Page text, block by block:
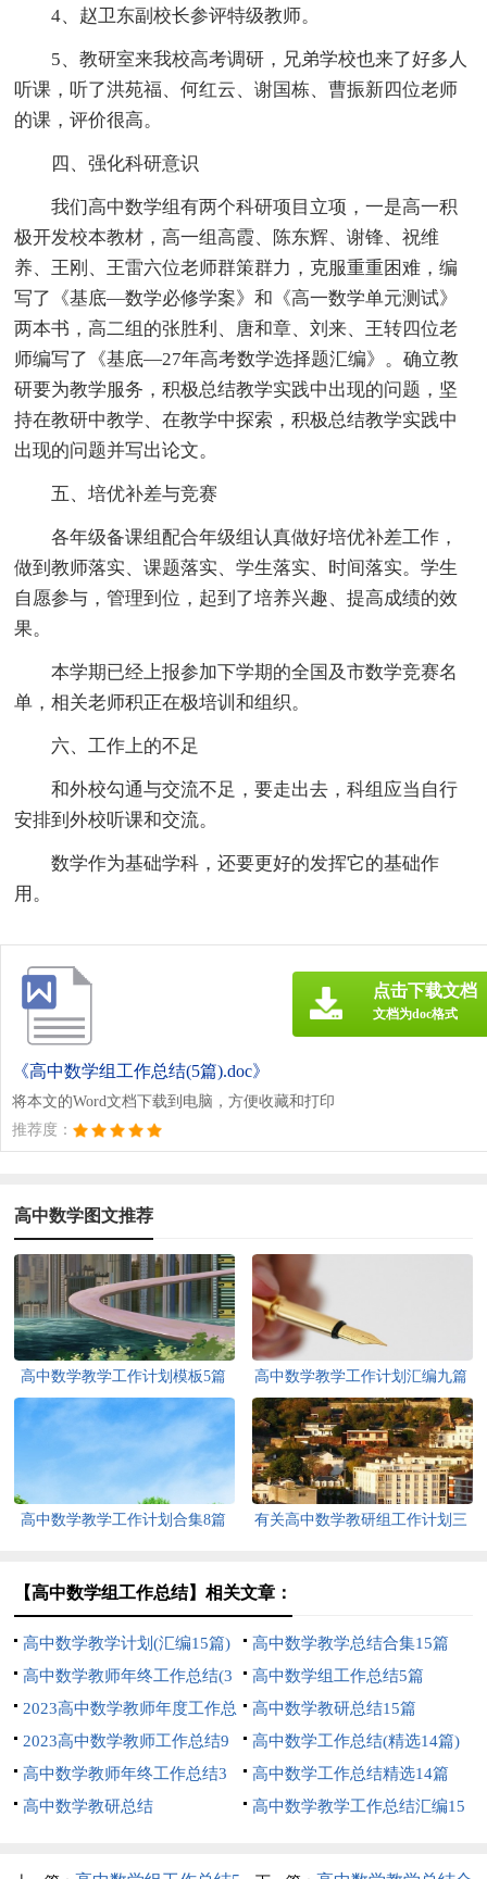
4、赵卫东副校长参评特级教师。
5、教研室来我校高考调研，兄弟学校也来了好多人
听课，听了洪苑福、何红云、谢国栋、曹振新四位老师
的课，评价很高。
四、强化科研意识
我们高中数学组有两个科研项目立项，一是高一积
极开发校本教材，高一组高霞、陈东辉、谢锋、祝维
养、王刚、王雷六位老师群策群力，克服重重困难，编
写了《基底—数学必修学案》和《高一数学单元测试》
两本书，高二组的张胜利、唐和章、刘来、王转四位老
师编写了《基底—27年高考数学选择题汇编》。确立教
研要为教学服务，积极总结教学实践中出现的问题，坚
持在教研中教学、在教学中探索，积极总结教学实践中
出现的问题并写出论文。
五、培优补差与竞赛
各年级备课组配合年级组认真做好培优补差工作，
做到教师落实、课题落实、学生落实、时间落实。学生
自愿参与，管理到位，起到了培养兴趣、提高成绩的效
果。
本学期已经上报参加下学期的全国及市数学竞赛名
单，相关老师积正在极培训和组织。
六、工作上的不足
和外校勾通与交流不足，要走出去，科组应当自行
安排到外校听课和交流。
数学作为基础学科，还要更好的发挥它的基础作
用。
《高中数学组工作总结(5篇).doc》
将本文的Word文档下载到电脑，方便收藏和打印
推荐度：
点击下载文档
文档为doc格式
高中数学图文推荐
高中数学教学工作计划模板5篇 高中数学教学工作计划汇编九篇
高中数学教学工作计划合集8篇
有关高中数学教研组工作计划三
【高中数学组工作总结】相关文章：
高中数学教学计划(汇编15篇)
高中数学教学总结合集15篇
高中数学教师年终工作总结(3
篇)
高中数学组工作总结5篇
2023高中数学教师年度工作总
结6篇
高中数学教研总结15篇
2023高中数学教师工作总结9
篇
高中数学工作总结(精选14篇)
高中数学教师年终工作总结3
篇
高中数学工作总结精选14篇
高中数学教研总结
高中数学教学工作总结汇编15